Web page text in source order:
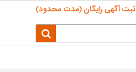
ثبت آگهی رایگان (مدت محدود)